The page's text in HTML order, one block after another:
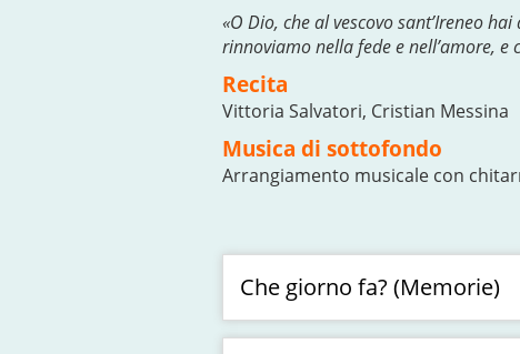
«O Dio, che al vescovo sant’Ireneo
rinnoviamo nella fede e nell’amore, e
Recita
Vittoria Salvatori, Cristian Messina
Musica di sottofondo
Arrangiamento musicale con
Che giorno fa? (Memorie)